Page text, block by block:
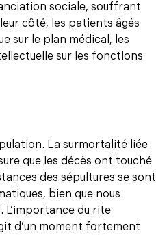
sociale, souffrant
côté, les patients âgés
sur le plan médical, les
sur les fonctions
La surmortalité liée
que les décès ont touché
des sépultures se sont
bien que nous
L’importance du rite
d’un moment fortement